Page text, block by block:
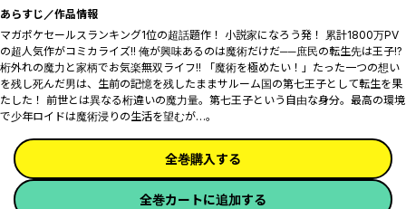
あらすじ／作品情報
マガポケセールスランキング1位の超話題作！ 小説家になろう発！ 累計1800万PV
の超人気作がコミカライズ!! 俺が興味あるのは魔術だけだ──庶民の転生先は王
子!? 桁外れの魔力と家柄でお気楽無双ライフ!! 「魔術を極めたい！」たった一つの
想いを残し死んだ男は、生前の記憶を残したままサルーム国の第七王子として転生
を果たした！ 前世とは異なる桁違いの魔力量。第七王子という自由な身分。最高の
環境で少年ロイドは魔術浸りの生活を望むが…。
全巻購入する
全巻カートに追加する